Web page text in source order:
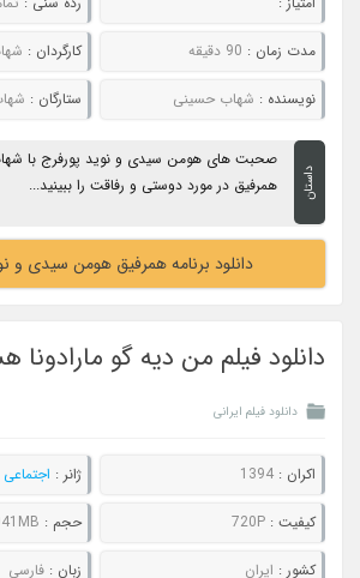
مدت زمان : 90 دقیقه کارگردان :
نویسنده : شهاب حسینی ستارگان : شهاب
داستان
صحبت های هومن سیدی و نوید پورفرج با
همرفیق در مورد دوستی و رفاقت را ببینید...
دانلود برنامه همرفیق هومن سیدی و
دانلود فیلم من دیه گو مارادونا
دانلود فیلم ایرانی
اکران :1394 ژانر : اجتماعی
کیفیت :720P حجم :
کشور : ایران زبان : فارسی